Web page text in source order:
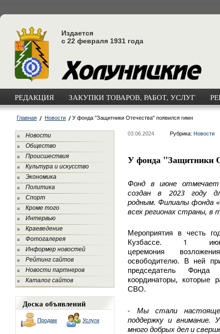
Издается
с 22 февраля 1931 года
РЕДАКЦИЯ ЗАКУПКИ ТОВАРОВ, РАБОТ, УСЛУГ
Главная Новости У фонда "Защитники Отечества" появился гимн
Новости
Общество
Происшествия
Культура и искусство
Экономика
Политика
Спорт
Кроме того
Интервью
Краеведение
Фотогалерея
Информер новостей
Рейтинг сайтов
Новости партнеров
Каталог сайтов
Доска объявлений
Продам Услуги
03.06.2024 Рубрика: Новости
У фонда "Защитники
Фонд в июне
отмечает
создан
в 2023году
родным. Филиалы фонда«
всех регионах страны, в
Мероприятия в честь
Кузбассе. 1
церемония
освободителю. В ней
председатель
Фонда
координаторы, которые
СВО.
- Мы стали
поддержку и внимание.
много добрых дел и